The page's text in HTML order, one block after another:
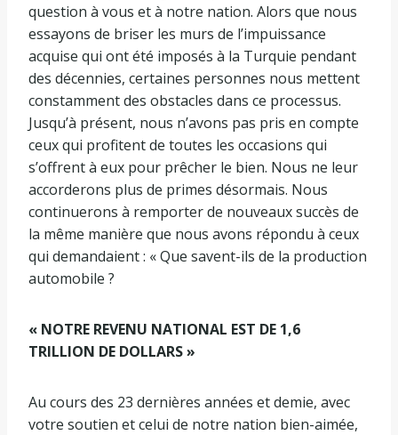
question à vous et à notre nation. Alors que nous
essayons de briser les murs de l’impuissance
acquise qui ont été imposés à la Turquie pendant
des décennies, certaines personnes nous mettent
constamment des obstacles dans ce processus.
Jusqu’à présent, nous n’avons pas pris en compte
ceux qui profitent de toutes les occasions qui
s’offrent à eux pour prêcher le bien. Nous ne leur
accorderons plus de primes désormais. Nous
continuerons à remporter de nouveaux succès de
la même manière que nous avons répondu à ceux
qui demandaient : « Que savent-ils de la production
automobile ?
« NOTRE REVENU NATIONAL EST DE 1,6
TRILLION DE DOLLARS »
Au cours des 23 dernières années et demie, avec
votre soutien et celui de notre nation bien-aimée,